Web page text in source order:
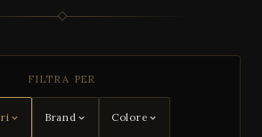
FILTRA PER
Brand Colore